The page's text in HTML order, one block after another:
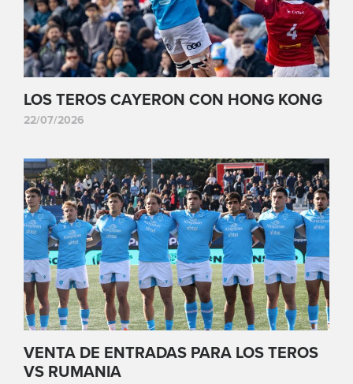
LOS TEROS CAYERON CON HONG KONG
22/07/2026
VENTA DE ENTRADAS PARA LOS TEROS
VS RUMANIA